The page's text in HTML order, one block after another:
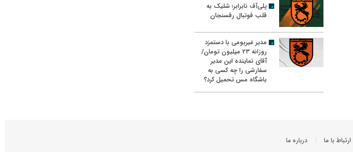
پلی‌آف نابرابر؛ شلیک به
قلب فوتبال رفسنجان
مدیر غیربومی با دستمزد
روزانه ۲۳ میلیون تومان/
آقای نماینده این مدیر
سفارشی را چه کسی به
باشگاه مس تحمیل کرد؟
ارتباط با ما درباره ما